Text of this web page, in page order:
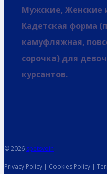
Мужские, Женские
Кадетская форма
камуфляжная,
сорочка) для
курсантов.
© 2026 spetsvoin
Privacy Policy | Cookies Policy |